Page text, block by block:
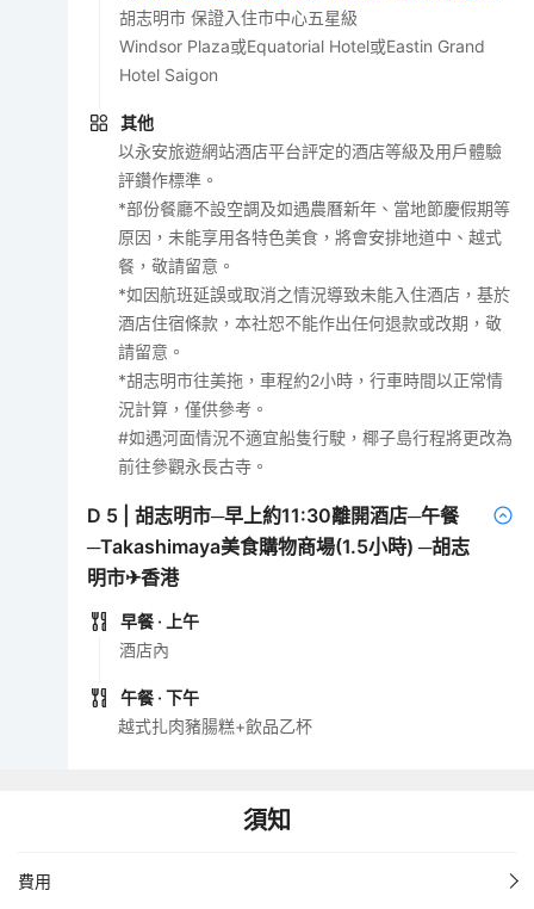
胡志明市 保證入住市中心五星級
Windsor Plaza或Equatorial Hotel或Eastin Grand
Hotel Saigon
其他
以永安旅遊網站酒店平台評定的酒店等級及用戶體驗
評鑽作標準。
*部份餐廳不設空調及如遇農曆新年、當地節慶假期等
原因，未能享用各特色美食，將會安排地道中、越式
餐，敬請留意。
*如因航班延誤或取消之情況導致未能入住酒店，基於
酒店住宿條款，本社恕不能作出任何退款或改期，敬
請留意。
*胡志明市往美拖，車程約2小時，行車時間以正常情
況計算，僅供參考。
#如遇河面情況不適宜船隻行駛，椰子島行程將更改為
前往參觀永長古寺。
D 5 |胡志明市─早上約11:30離開酒店─午餐
─Takashimaya美食購物商場(1.5小時) ─胡志
明市✈香港
早餐 · 上午
酒店內
午餐 · 下午
越式扎肉豬腸糕+飲品乙杯
須知
費用